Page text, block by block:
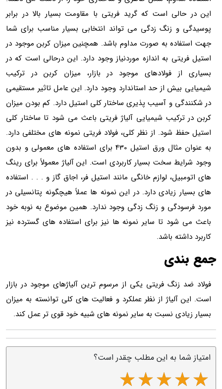
این در حالی است که گرید فریتی با مقاومت بسیار بالا در برابر
پوسیدگی و زنگ زدگی می تواند انتخابی بسیار مناسب برای شما
جهت استفاده به صورت مداوم باشد. همچنین میزان کربن موجود در
استیل فریتی به اندازه موردنیاز وجود دارد. این درحالی است که در
بسیاری از فولادهای موجود در بازار، میزان کربن در ترکیب
شیمیایی بیش از حد استاندارد وجود دارد. این عامل تاثیر مستقیمی
در شکنندگی و آسیب پذیری ساختار کلی استیل دارد. کم بودن میزان
کربن در ترکیب شیمیایی آلیاژ فریتی باعث می شود تا ساختار کلی
استیل حفظ شود. از نظر کلی، فولاد فریتی نمونه های مختلفی دارد.
به عنوان مثال ورق استیل 430 برای استفاده های معمولی و بدون
وجود شرایط سخت بسیار کاربردی است. این آلیاژ معمولاً برای رینگ
های اتومبیل، لوازم خانگی مانند استیل فر، اجاق گاز و . . . استفاده
های بسیار زیادی دارد. در این نمونه ها عملاً هیچگونه پتانسیلی در
مورد فرسودگی و زنگ زدگی وجود ندارد. همین موضوع به نوبه خود
باعث می شود تا سایر نمونه ها نیز برای استفاده های گسترده نیز
کاربرد داشته باشد.
جمع بندی
فولاد ضد زنگ فریتی یکی از مرسوم ترین آلیاژهای موجود در بازار
است. این آلیاژ از نظر عملکرد و فعالیت های کلی توانسته به میزان
بسیار زیادی نسبت به سایر نمونه های شبیه خود قوی تر عمل کند.
امتیاز شما به این مطلب چقدر است؟